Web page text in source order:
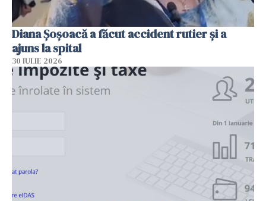
Diana Șoșoacă a făcut accident rutier și a
ajuns la spital
30 IULIE 2026